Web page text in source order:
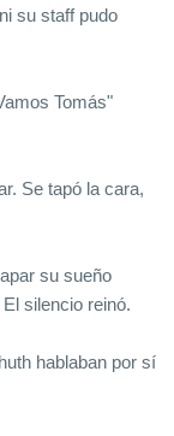
su staff pudo
Tomás"
Se tapó la cara,
su sueño
silencio reinó.
hablaban por sí